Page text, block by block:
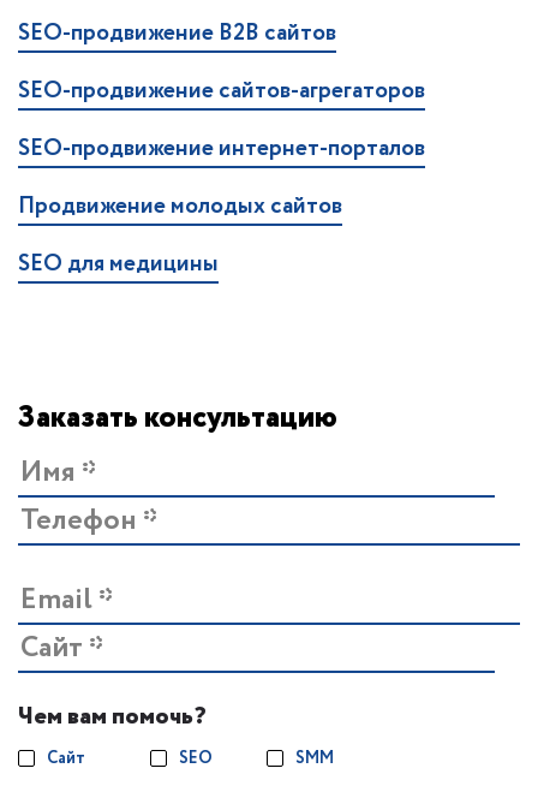
SEO-продвижение B2B сайтов
SEO-продвижение сайтов-агрегаторов
SEO-продвижение интернет-порталов
Продвижение молодых сайтов
SEO для медицины
Заказать консультацию
Чем вам помочь?
Сайт
SEO
SMM